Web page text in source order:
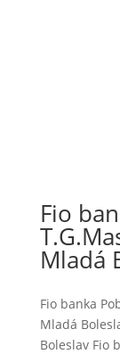
Fio
Mladá
Fio banka
Mladá
Boleslav Fio